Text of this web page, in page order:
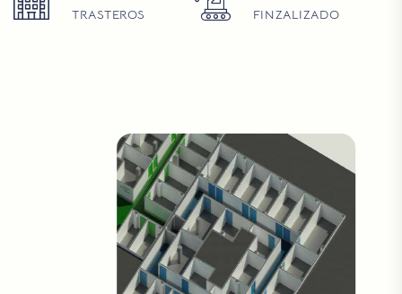
TRASTEROS
FINZALIZADO